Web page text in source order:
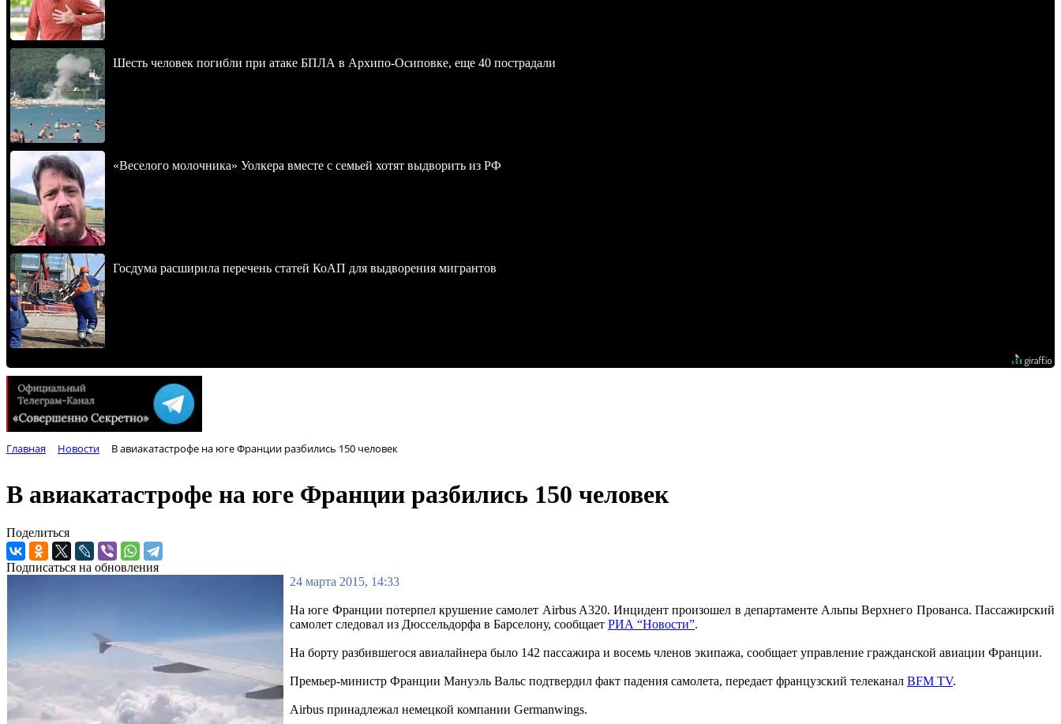
Шесть человек погибли при атаке БПЛА в Архипо-Осиповке, еще 40 пострадали
«Веселого молочника» Уолкера вместе с семьей хотят выдворить из РФ
Госдума расширила перечень статей КоАП для выдворения мигрантов
Главная Новости В авиакатастрофе на юге Франции разбились 150 человек
В авиакатастрофе на юге Франции разбились 150 человек
Поделиться
Подписаться на обновления
24 марта 2015, 14:33
На юге Франции потерпел крушение самолет Airbus A320. Инцидент произошел в департаменте Альпы Верхнего Прованса. Пассажирский
самолет следовал из Дюссельдорфа в Барселону, сообщает РИА “Новости”.
На борту разбившегося авиалайнера было 142 пассажира и восемь членов экипажа, сообщает управление гражданской авиации Франции.
Премьер-министр Франции Мануэль Вальс подтвердил факт падения самолета, передает французский телеканал BFM TV.
Airbus принадлежал немецкой компании Germanwings.